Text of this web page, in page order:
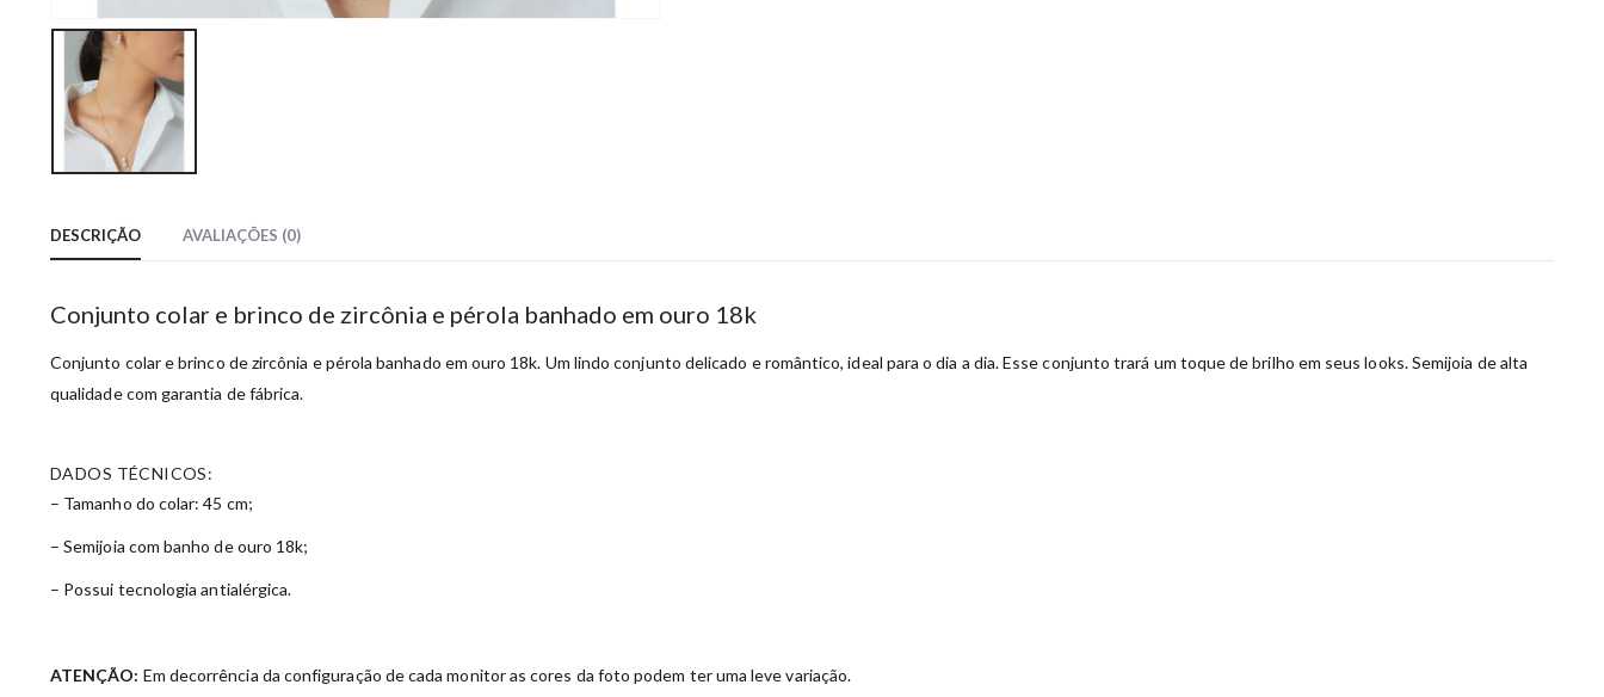
DESCRIÇÃO AVALIAÇÕES (0)
Conjunto colar e brinco de zircônia e pérola banhado em ouro 18k
Conjunto colar e brinco de zircônia e pérola banhado em ouro 18k. Um lindo conjunto delicado e romântico, ideal para o dia a dia. Esse conjunto trará um toque de brilho em seus looks. Semijoia de alta
qualidade com garantia de fábrica.
DADOS TÉCNICOS:
– Tamanho do colar: 45 cm;
– Semijoia com banho de ouro 18k;
– Possui tecnologia antialérgica.
ATENÇÃO: Em decorrência da configuração de cada monitor as cores da foto podem ter uma leve variação.